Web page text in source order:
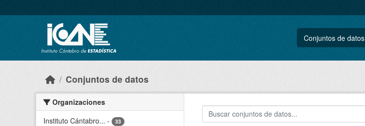
Conjuntos de datos
Conjuntos de datos
Organizaciones
Instituto Cántabro... - 33